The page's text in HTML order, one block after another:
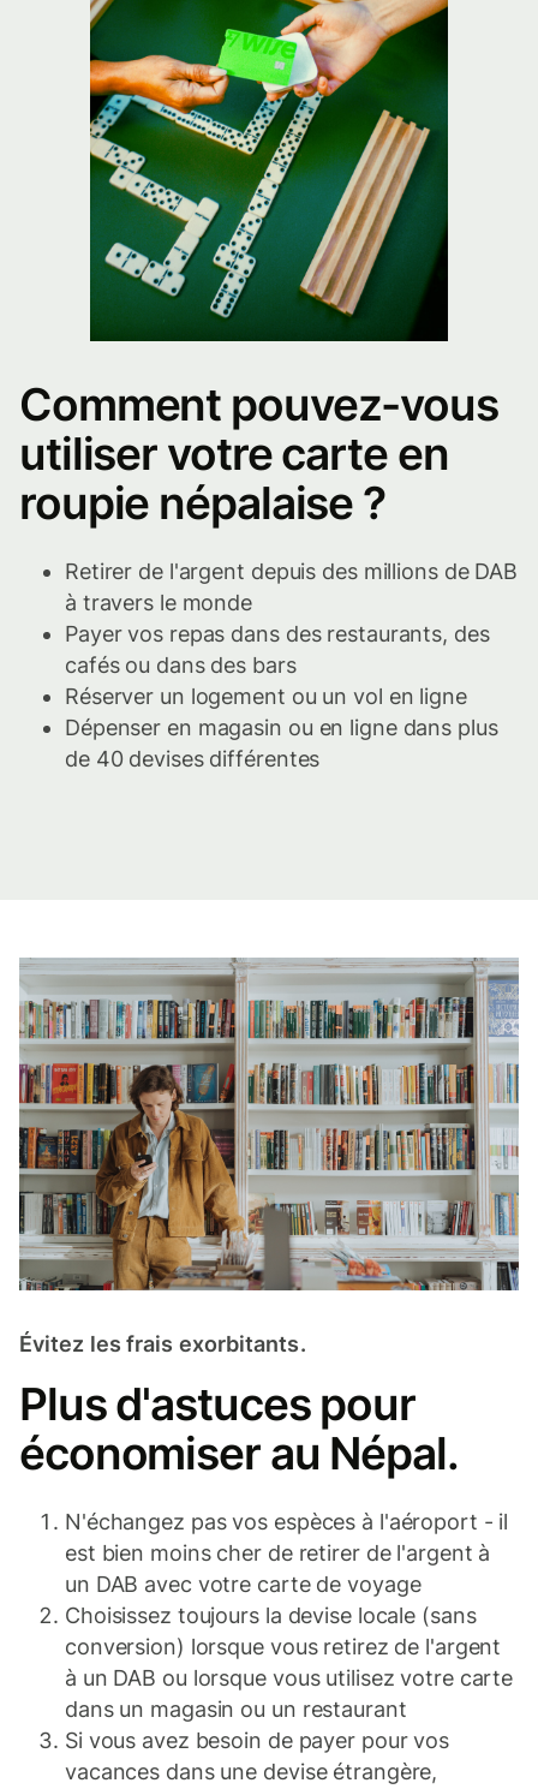
Comment pouvez-vous
utiliser votre carte en
roupie népalaise ?
Retirer de l'argent depuis des millions de DAB
à travers le monde
Payer vos repas dans des restaurants, des
cafés ou dans des bars
Réserver un logement ou un vol en ligne
Dépenser en magasin ou en ligne dans plus
de 40 devises différentes
Plus d'astuces pour
économiser au Népal.
Évitez les frais exorbitants.
N'échangez pas vos espèces à l'aéroport - il
est bien moins cher de retirer de l'argent à
un DAB avec votre carte de voyage
Choisissez toujours la devise locale (sans
conversion) lorsque vous retirez de l'argent
à un DAB ou lorsque vous utilisez votre carte
dans un magasin ou un restaurant
Si vous avez besoin de payer pour vos
vacances dans une devise étrangère,